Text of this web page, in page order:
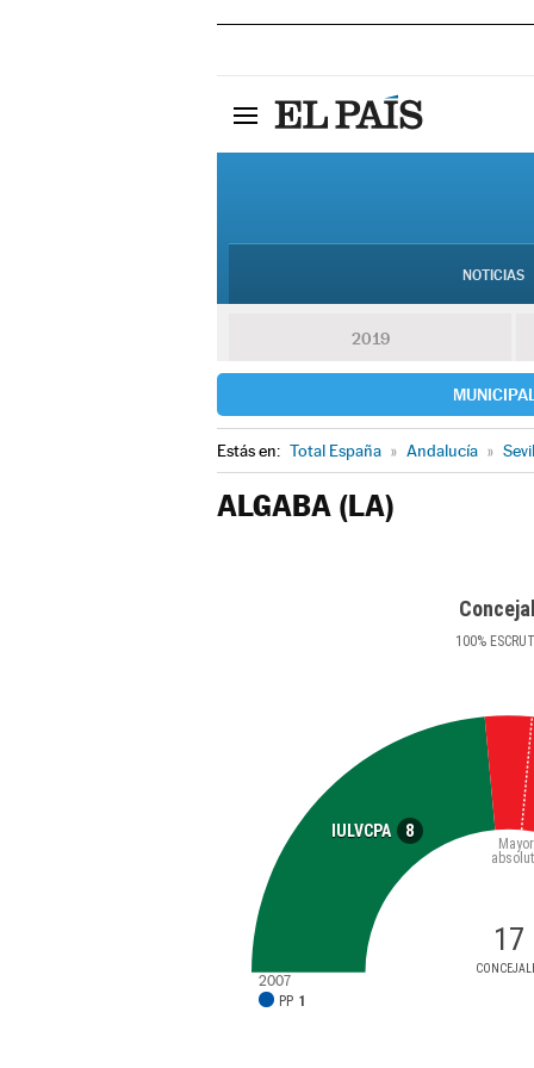
NOTICIAS
2019
Estás en: Total España » Andalucía »
ALGABA (LA)
100%
IULVCPA 8
17
PP 1
2007